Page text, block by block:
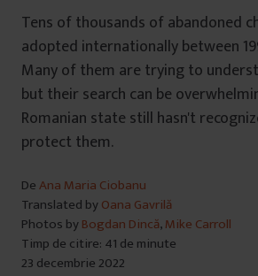
Tens of thousands of abandoned
adopted internationally between
Many of them are trying to
but their search can be
Romanian state still hasn't
protect them.
DeAna Maria Ciobanu
Translated byOana Gavrilă
Photos byBogdan Dincă,Mike Carroll
Timp de citire: 41 de minute
23 decembrie 2022